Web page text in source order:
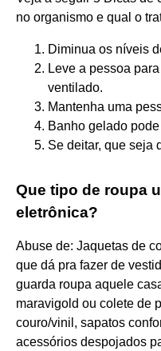
no organismo e qual o
Diminua os níveis
Leve a pessoa
ventilado.
Mantenha uma
Banho gelado
Se deitar, que seja
Que tipo de roupa
eletrônica?
Abuse de: Jaquetas de
que dá pra fazer de
guarda roupa aquele
maravigold ou colete de
couro/vinil, sapatos
acessórios despojados